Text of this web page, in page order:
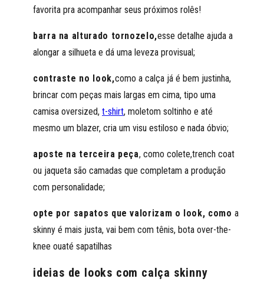
favorita pra acompanhar seus próximos rolês!
barra na alturado tornozelo,esse detalhe ajuda a
alongar a silhueta e dá uma leveza provisual;
contraste no look,como a calça já é bem justinha,
brincar com peças mais largas em cima, tipo uma
camisa oversized, t-shirt, moletom soltinho e até
mesmo um blazer, cria um visu estiloso e nada óbvio;
aposte na terceira peça, como colete,trench coat
ou jaqueta são camadas que completam a produção
com personalidade;
opte por sapatos que valorizam o look, como a
skinny é mais justa, vai bem com tênis, bota over-the-
knee ouaté sapatilhas
ideias de looks com calça skinny